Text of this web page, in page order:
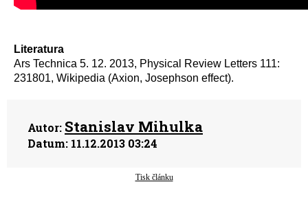
Literatura
Ars Technica 5. 12. 2013, Physical Review Letters 111:
231801, Wikipedia (Axion, Josephson effect).
Autor: Stanislav Mihulka
Datum: 11.12.2013 03:24
Tisk článku